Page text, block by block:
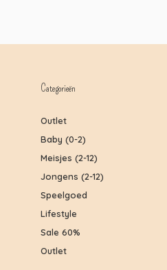
Categorieën
Outlet
Baby (0-2)
Meisjes (2-12)
Jongens (2-12)
Speelgoed
Lifestyle
Sale 60%
Outlet